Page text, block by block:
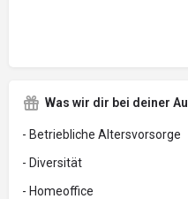
Was wir dir bei deiner
- Betriebliche Altersvorsorge
- Diversität
- Homeoffice